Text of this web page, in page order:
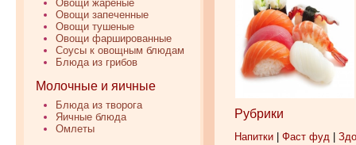
Овощи жареные
Овощи запеченные
Овощи тушеные
Овощи фаршированные
Соусы к овощным блюдам
Блюда из грибов
Молочные и яичные
Блюда из творога
Яичные блюда
Омлеты
Рубрики
Напитки Фаст фуд